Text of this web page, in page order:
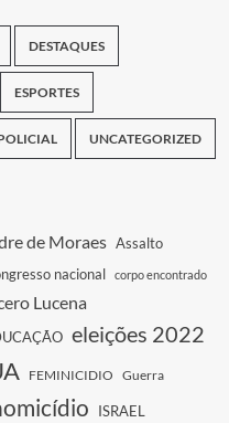
DESTAQUES
ESPORTES
UNCATEGORIZED
de Moraes Assalto
nacional corpo encontrado
Lucena
eleições 2022
FEMINICIDIO Guerra
ISRAEL